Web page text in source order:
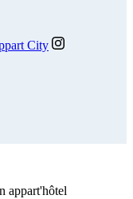
City
appart'hôtel